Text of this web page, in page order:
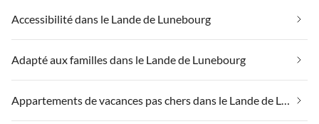
Accessibilité dans le Lande de Lunebourg
Adapté aux familles dans le Lande de Lunebourg
Appartements de vacances pas chers dans le Lande de Lunebourg